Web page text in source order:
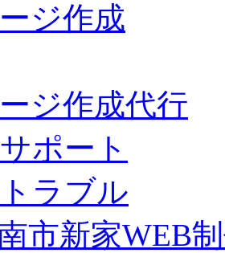
ジ作成
ジ作成代行
ポート
ラブル
市新家WEB